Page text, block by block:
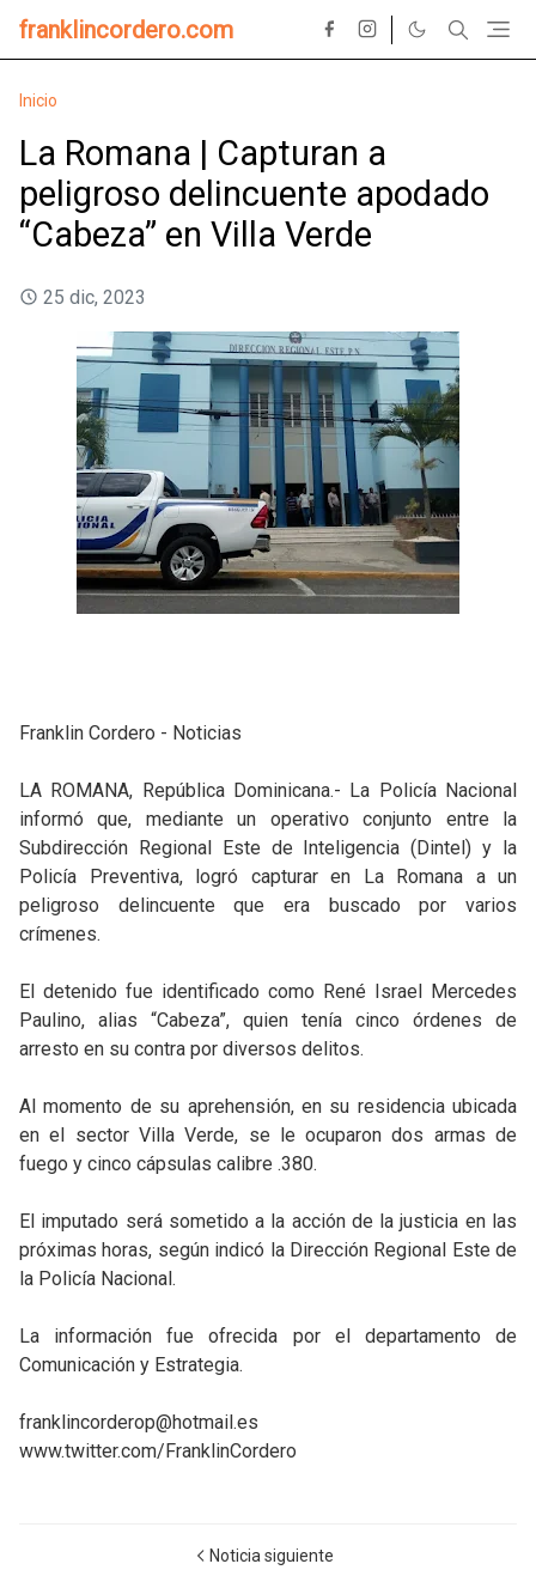
franklincordero.com
Inicio
La Romana | Capturan a
peligroso delincuente apodado
“Cabeza” en Villa Verde
25 dic, 2023
Franklin Cordero - Noticias
LA ROMANA, República Dominicana.- La Policía Nacional
informó que, mediante un operativo conjunto entre la
Subdirección Regional Este de Inteligencia (Dintel) y la
Policía Preventiva, logró capturar en La Romana a un
peligroso delincuente que era buscado por varios
crímenes.
El detenido fue identificado como René Israel Mercedes
Paulino, alias “Cabeza”, quien tenía cinco órdenes de
arresto en su contra por diversos delitos.
Al momento de su aprehensión, en su residencia ubicada
en el sector Villa Verde, se le ocuparon dos armas de
fuego y cinco cápsulas calibre .380.
El imputado será sometido a la acción de la justicia en las
próximas horas, según indicó la Dirección Regional Este de
la Policía Nacional.
La información fue ofrecida por el departamento de
Comunicación y Estrategia.
franklincorderop@hotmail.es
www.twitter.com/FranklinCordero
Noticia siguiente